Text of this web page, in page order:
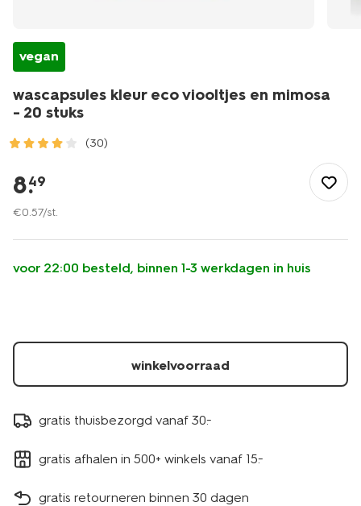
vegan
wascapsules kleur eco viooltjes en mimosa
- 20 stuks
(30)
slapen/huishouden/wassen-
strijken/wascapsules-
kleur-
viooltjes-
mimosa-
20520071.html
8.
49
€0.57/st.
voor 22:00 besteld, binnen 1-3 werkdagen in huis
winkelvoorraad
gratis thuisbezorgd vanaf 30.-
gratis afhalen in 500+ winkels vanaf 15.-
gratis retourneren binnen 30 dagen